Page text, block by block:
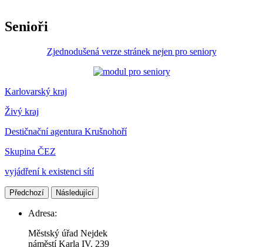
Senioři
Zjednodušená verze stránek nejen pro seniory
Karlovarský kraj
Živý kraj
Destičnační agentura Krušnohoří
Skupina ČEZ
vyjádření k existenci sítí
Předchozí Následující
Adresa:
Městský úřad Nejdek
náměstí Karla IV. 239​